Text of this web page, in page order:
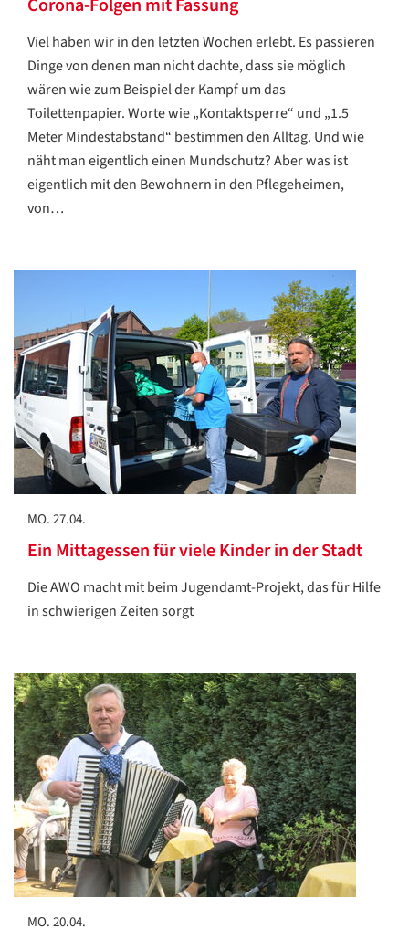
Corona-Folgen mit Fassung
Viel haben wir in den letzten Wochen erlebt. Es passieren
Dinge von denen man nicht dachte, dass sie möglich
wären wie zum Beispiel der Kampf um das
Toilettenpapier. Worte wie „Kontaktsperre“ und „1.5
Meter Mindestabstand“ bestimmen den Alltag. Und wie
näht man eigentlich einen Mundschutz? Aber was ist
eigentlich mit den Bewohnern in den Pflegeheimen,
von…
MO. 27.04.
Ein Mittagessen für viele Kinder in der Stadt
Die AWO macht mit beim Jugendamt-Projekt, das für Hilfe
in schwierigen Zeiten sorgt
MO. 20.04.